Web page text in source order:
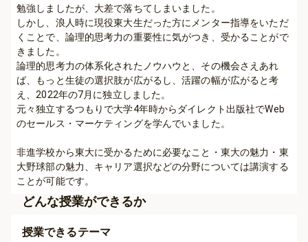
勉強しましたが、大差で落ちてしまいました。
しかし、浪人時に現役東大生だった方にメンター指導をいただ
くことで、論理的思考力の重要性に気がつき、受かることがで
きました。
論理的思考力の体系化されたノウハウと、その機会さえあれ
ば、もっと生徒の選択肢が広がるし、活躍の幅が広がると考
え、2022年の7月に独立しました。
元々独立するつもりで大学4年時からダイレクト出版社でWeb
のセールス・マーケティングを学んでいました。
非進学校から東大に受かるために必要なこと・東大の魅力・東
大野球部の魅力、キャリア選択などの分野については講演する
ことが可能です。
どんな授業ができるか
授業できるテーマ